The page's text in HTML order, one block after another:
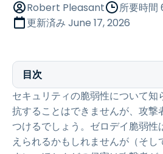
Robert Pleasant
所要時間
更新済み June 17, 2026
目次
セキュリティの脆弱性について知
抗することはできませんが、攻撃
つけるでしょう。ゼロデイ脆弱性
えられるかもしれませんが（そ